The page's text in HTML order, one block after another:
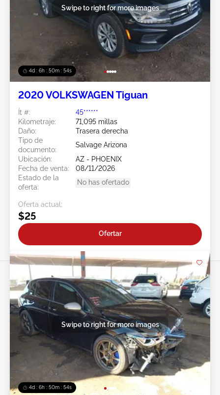
4d : 6h : 50m : 51s
Swipe to right for more images
2020 VOLKSWAGEN Tiguan
Ít #:
45******
Kilometraje:
71,095 millas
Daño:
Trasera derecha
Tipo de
documento:
Salvage Arizona
Ubicación:
AZ - PHOENIX
Fecha de venta:
08/11/2026
Estado de la
oferta:
No has ofertado
Oferta actual:
$25
Ofertar
4d : 6h : 50m : 51s
Swipe to right for more images